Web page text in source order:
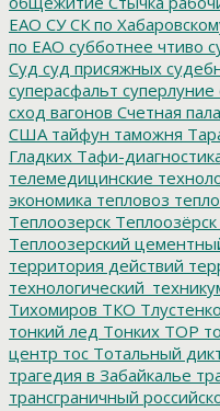
ЕАО СУ СК по
по ЕАО субботнее чтиво
Суд суд присяжных
суперасфальт суперлуние
сход вагонов Счетная
США тайфун таможня
Гладких Тафи-
телемедицинские
экономика тепловоз
Теплоозерск Теплоозёрск
Теплоозерский
территория действий
Тихомиров ТКО Тлустенко
тонкий лед Тонких ТОР
центр тос Тотальный
трагедия в Забайкалье
трансграничный